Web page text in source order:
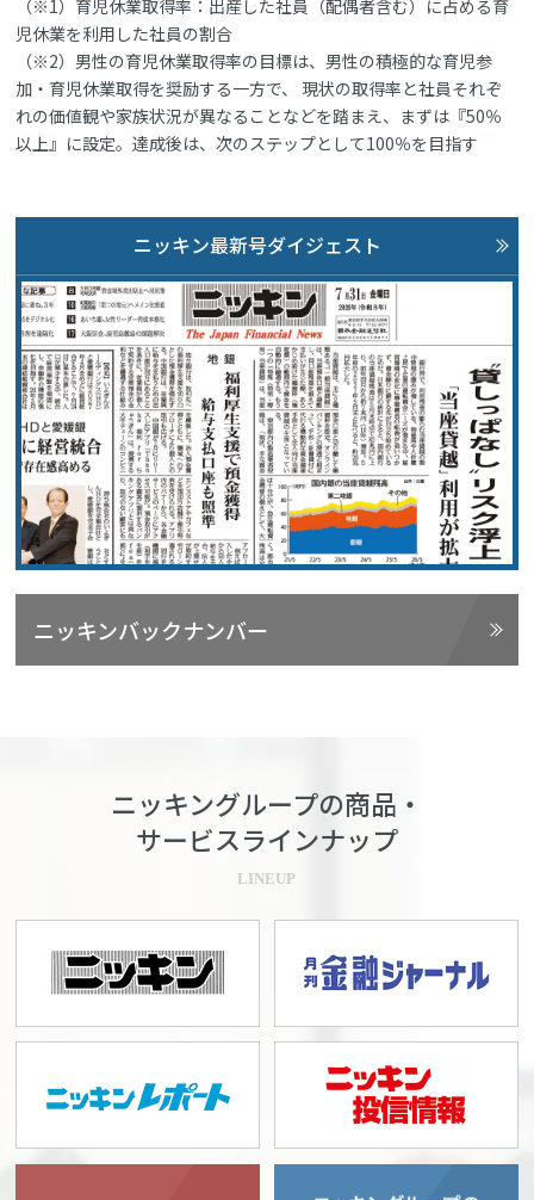
（※1）育児休業取得率：出産した社員（配偶者含む）に占める育
児休業を利用した社員の割合
（※2）男性の育児休業取得率の目標は、男性の積極的な育児参
加・育児休業取得を奨励する一方で、 現状の取得率と社員それぞ
れの価値観や家族状況が異なることなどを踏まえ、まずは『50％
以上』に設定。達成後は、次のステップとして100％を目指す
ニッキン最新号ダイジェスト
ニッキンバックナンバー
ニッキングループの商品・
サービスラインナップ
LINEUP